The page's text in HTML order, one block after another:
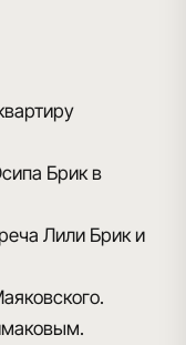
Брик в
Лили Брик и